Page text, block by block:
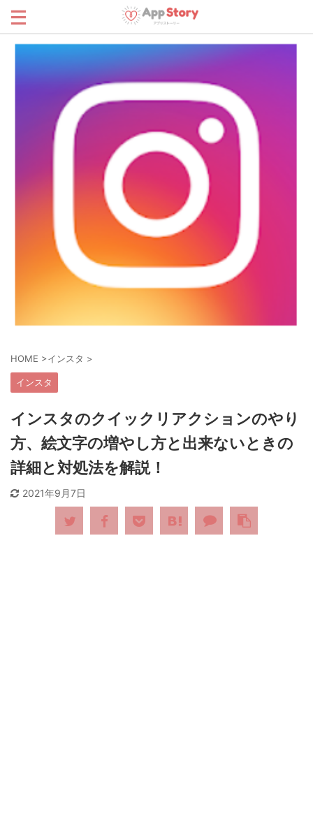
HOME >インスタ >
インスタ
インスタのクイックリアクションのやり
方、絵文字の増やし方と出来ないときの
詳細と対処法を解説！
2021年9月7日